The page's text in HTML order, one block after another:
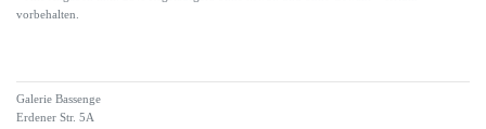
vorbehalten.
Galerie Bassenge
Erdener Str. 5A